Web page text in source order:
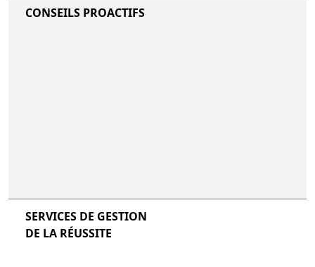
CONSEILS PROACTIFS
SERVICES DE GESTION
DE LA RÉUSSITE